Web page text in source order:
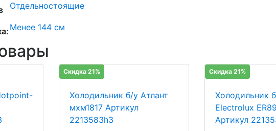
Отдельностоящие
Менее 144 см
Скидка 21%
Холодильник б/у Атлант
мхм1817 Артикул
2213583h3
Скидка 21%
Холодильник
Electrolux
Артикул